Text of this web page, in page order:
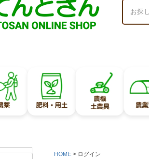
検索
HOME ログイン